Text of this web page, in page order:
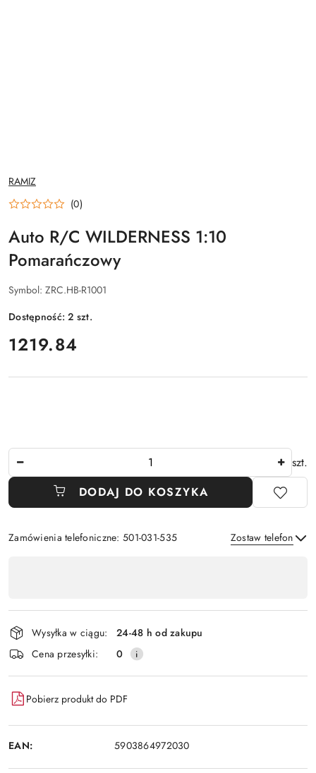
NAZWA
PRODUCENTA:
RAMIZ
(0)
Auto R/C WILDERNESS 1:10
Pomarańczowy
Symbol: ZRC.HB-R1001
Dostępność:2 szt.
cena:
1219.84
szt.
DODAJ DO KOSZYKA
Zamówienia telefoniczne: 501-031-535 Zostaw telefon
płatność
i
dostawa
Wysyłka w ciągu:
24-48 h od zakupu
Cena przesyłki:
0
Pobierz produkt do PDF
EAN: 5903864972030